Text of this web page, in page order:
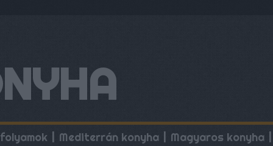
Mediterrán konyha Magyaros konyha